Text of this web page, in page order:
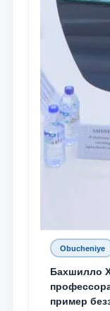
Obucheniye
Бахшилло
пример